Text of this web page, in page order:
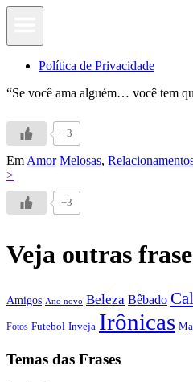
Política de Privacidade
“Se você ama alguém… você tem
+3
Em Amor Melosas,
>
+3
Veja outras
Amigos Ano novo Beleza Bêbado
Fotos Futebol Inveja Irônicas
Temas das Frases